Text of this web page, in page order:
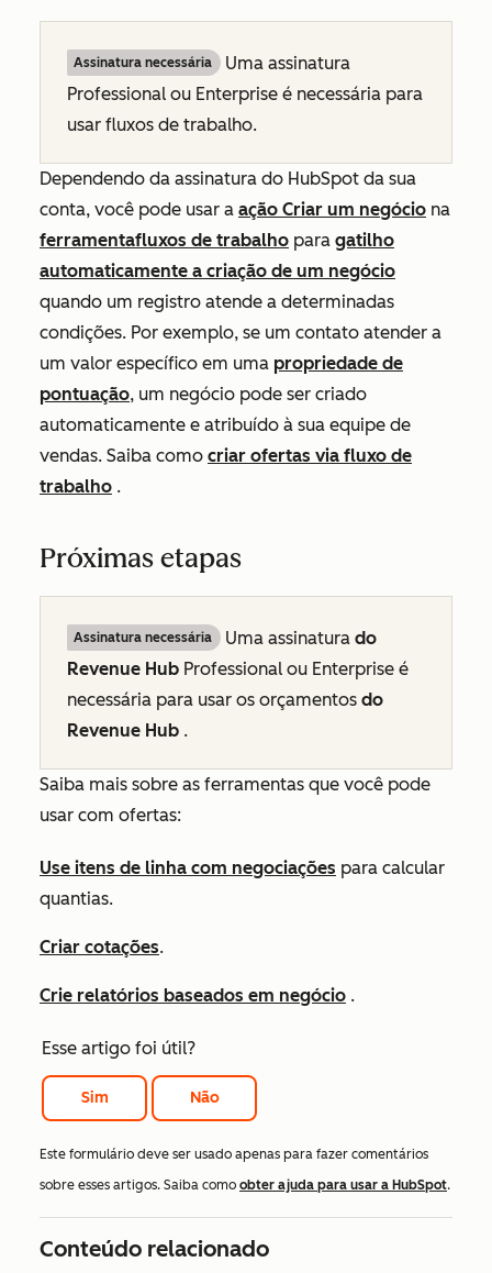
Assinatura necessária
Uma assinatura
Professional ou Enterprise é necessária para
usar fluxos de trabalho.
Dependendo da assinatura do HubSpot da sua
conta, você pode usar a ação Criar um negócio na
ferramentafluxos de trabalho para gatilho
automaticamente a criação de um negócio
quando um registro atende a determinadas
condições. Por exemplo, se um contato atender a
um valor específico em uma propriedade de
pontuação, um negócio pode ser criado
automaticamente e atribuído à sua equipe de
vendas. Saiba como criar ofertas via fluxo de
trabalho .
Próximas etapas
Assinatura necessária Uma assinatura do
Revenue Hub Professional ou Enterprise é
necessária para usar os orçamentos do
Revenue Hub .
Saiba mais sobre as ferramentas que você pode
usar com ofertas:
Use itens de linha com negociações para calcular
quantias.
Criar cotações.
Crie relatórios baseados em negócio .
Esse artigo foi útil?
Sim Não
Este formulário deve ser usado apenas para fazer comentários
sobre esses artigos. Saiba como obter ajuda para usar a HubSpot.
Conteúdo relacionado